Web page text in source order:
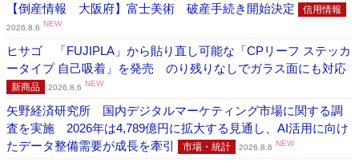
【倒産情報 大阪府】富士美術 破産手続き開始決定 信用情報
2026.8.6 NEW
ヒサゴ 「FUJIPLA」から貼り直し可能な「CPリーフ ステッカ
ータイプ 自己吸着」を発売 のり残りなしでガラス面にも対応
新商品 2026.8.6 NEW
矢野経済研究所 国内デジタルマーケティング市場に関する調
査を実施 2026年は4,789億円に拡大する見通し、AI活用に向け
たデータ整備需要が成長を牽引
市場・統計 2026.8.6 NEW